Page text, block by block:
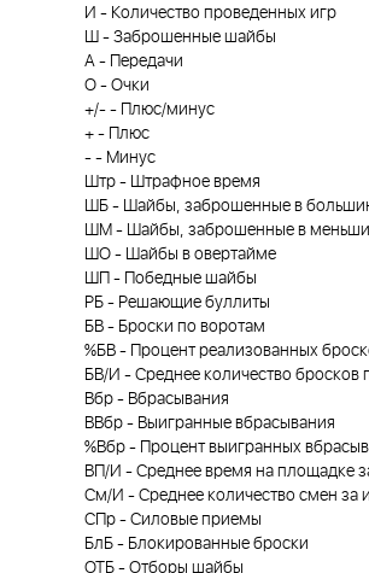
И - Количество проведенных игр
Ш - Заброшенные шайбы
А -
Передачи
О - Очки
+/- -
Плюс/минус
+ -
Плюс
- - Минус
Штр - Штрафное время
ШБ - Шайбы, заброшенные в
ШМ - Шайбы, заброшенные в
ШО - Шайбы в овертайме
ШП
-
Победные шайбы
РБ - Решающие буллиты
БВ - Броски по воротам
%БВ -
Процент реализованных
БВ/И - Среднее количество бросков
Вбр - Вбрасывания
ВВбр - Выигранные вбрасывания
%Вбр -
Процент выигранных
ВП/И - Среднее время на площадке
См/И - Среднее количество смен за
СПр - Силовые приемы
БлБ - Блокированные броски
ОТБ - Отборы шайбы